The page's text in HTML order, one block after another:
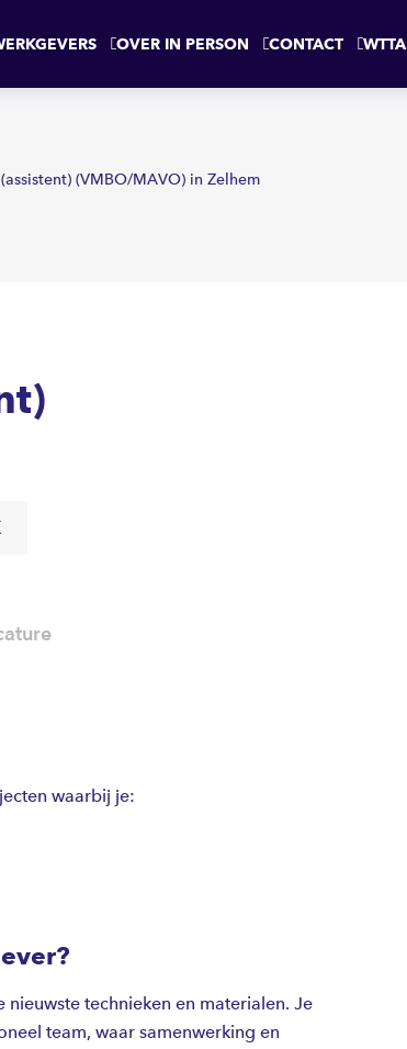
OVER IN PERSON CONTACT WTTA
(VMBO/MAVO) in Zelhem
waarbij je:
technieken en materialen. Je
team, waar samenwerking en